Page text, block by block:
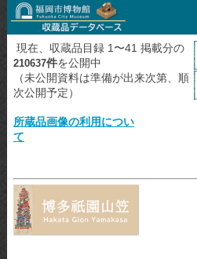
現在、収蔵品目録 1〜41 掲載分の
210637件を公開中
（未公開資料は準備が出来次第、順
次公開予定）
所蔵品画像の利用につい
て